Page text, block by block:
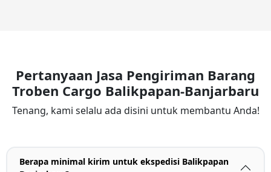
Pertanyaan Jasa Pengiriman Barang
Troben Cargo Balikpapan-Banjarbaru
Tenang, kami selalu ada disini untuk membantu Anda!
Berapa minimal kirim untuk ekspedisi Balikpapan